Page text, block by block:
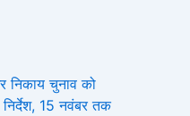
निकाय चुनाव को
15 नवंबर तक